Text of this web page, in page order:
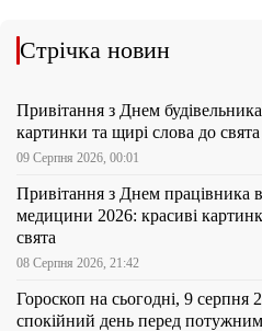
Стрічка новин
Привітання з Днем
картинки та щирі слова до свята
09 Серпня 2026, 00:01
Привітання з Днем працівника
медицини 2026: красиві
свята
08 Серпня 2026, 21:42
Гороскоп на сьогодні, 9 серпня
спокійний день перед